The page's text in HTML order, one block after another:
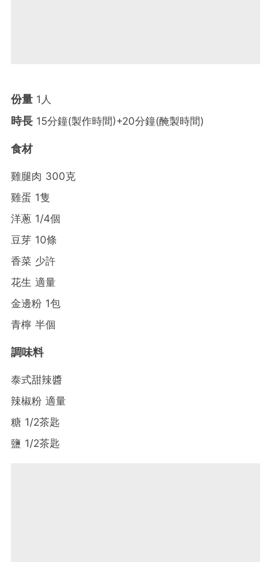
份量 1人
時長 15分鐘(製作時間)+20分鐘(醃製時間)
食材
雞腿肉 300克
雞蛋 1隻
洋蔥 1/4個
豆芽 10條
香菜 少許
花生 適量
金邊粉 1包
青檸 半個
調味料
泰式甜辣醬
辣椒粉 適量
糖 1/2茶匙
鹽 1/2茶匙